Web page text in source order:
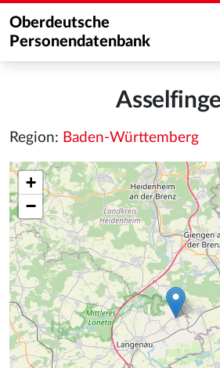
Oberdeutsche
Personendatenbank
Region: Baden-Württemberg
+
−